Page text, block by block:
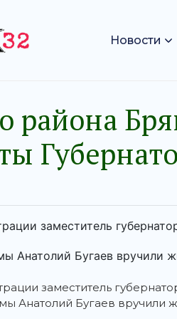
Новости
района
заместитель
Анатолий Бугаев вручили
заместитель
Анатолий Бугаев вручили